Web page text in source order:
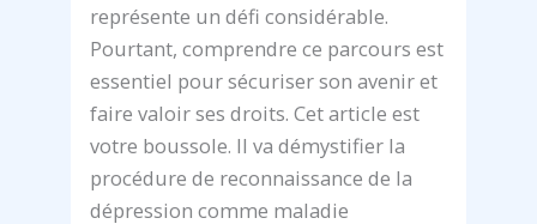
représente un défi considérable.
Pourtant, comprendre ce parcours est
essentiel pour sécuriser son avenir et
faire valoir ses droits. Cet article est
votre boussole. Il va démystifier la
procédure de reconnaissance de la
dépression comme maladie